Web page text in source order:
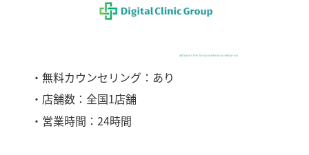
・無料カウンセリング：あり
・店舗数：全国1店舗
・営業時間：24時間